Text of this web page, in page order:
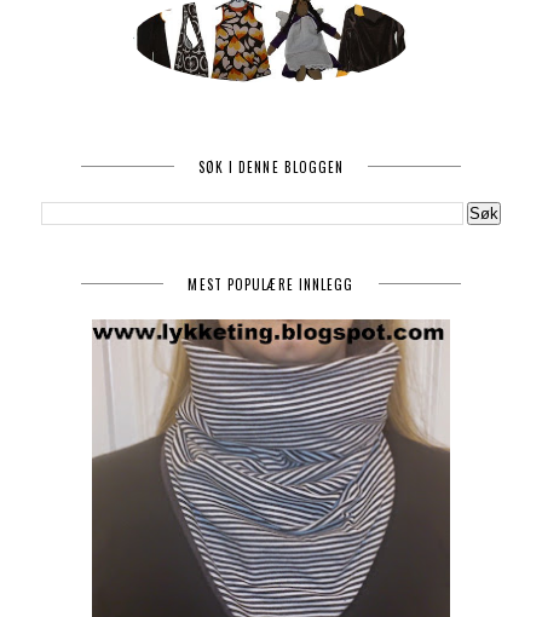
SØK I DENNE BLOGGEN
MEST POPULÆRE INNLEGG